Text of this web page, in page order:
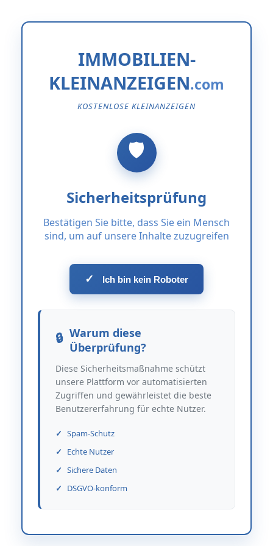
IMMOBILIEN-
KLEINANZEIGEN
KOSTENLOSE KLEINANZEIGEN
Sicherheitsprüfung
Bestätigen Sie bitte, dass Sie ein Mensch
sind, um auf unsere Inhalte zuzugreifen
✓ Ich bin kein Roboter
Warum diese
Überprüfung?
Diese Sicherheitsmaßnahme schützt
unsere Plattform vor automatisierten
Zugriffen und gewährleistet die beste
Benutzererfahrung für echte Nutzer.
Spam-Schutz
Echte Nutzer
Sichere Daten
DSGVO-konform